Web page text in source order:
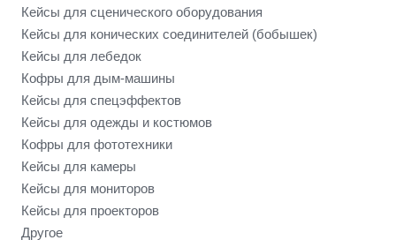
Кейсы для сценического оборудования
Кейсы для конических соединителей (бобышек)
Кейсы для лебедок
Кофры для дым-машины
Кейсы для спецэффектов
Кейсы для одежды и костюмов
Кофры для фототехники
Кейсы для камеры
Кейсы для мониторов
Кейсы для проекторов
Другое